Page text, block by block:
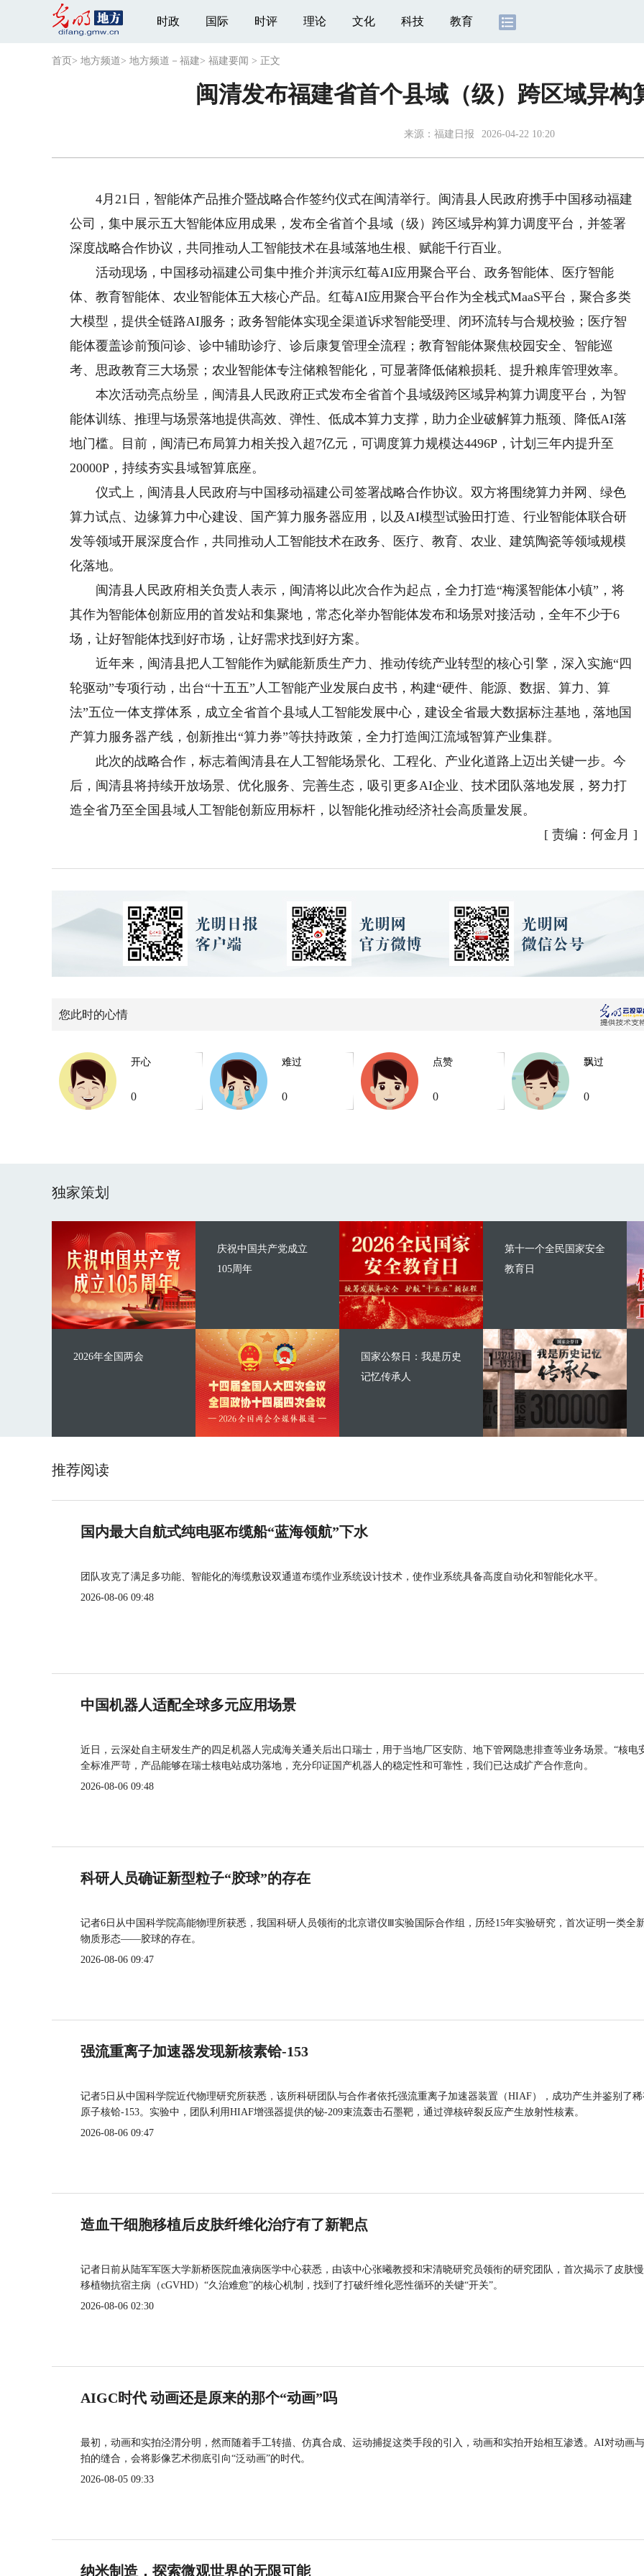
时政 国际 时评 理论 文化 科技 教育
首页 > 地方频道> 地方频道－福建> 福建要闻 > 正文
闽清发布福建省首个县域（级）跨区域异构
来源： 福建日报 2026-04-22 10:20
4月21日，智能体产品推介暨战略合作签约仪式在闽清举行。闽清县人民政府携手中国移动福建
公司，集中展示五大智能体应用成果，发布全省首个县域（级）跨区域异构算力调度平台，并签署
深度战略合作协议，共同推动人工智能技术在县域落地生根、赋能千行百业。
活动现场，中国移动福建公司集中推介并演示红莓AI应用聚合平台、政务智能体、医疗智能
体、教育智能体、农业智能体五大核心产品。红莓AI应用聚合平台作为全栈式MaaS平台，聚合多类
大模型，提供全链路AI服务；政务智能体实现全渠道诉求智能受理、闭环流转与合规校验；医疗智
能体覆盖诊前预问诊、诊中辅助诊疗、诊后康复管理全流程；教育智能体聚焦校园安全、智能巡
考、思政教育三大场景；农业智能体专注储粮智能化，可显著降低储粮损耗、提升粮库管理效率。
本次活动亮点纷呈，闽清县人民政府正式发布全省首个县域级跨区域异构算力调度平台，为智
能体训练、推理与场景落地提供高效、弹性、低成本算力支撑，助力企业破解算力瓶颈、降低AI落
地门槛。目前，闽清已布局算力相关投入超7亿元，可调度算力规模达4496P，计划三年内提升至
20000P，持续夯实县域智算底座。
仪式上，闽清县人民政府与中国移动福建公司签署战略合作协议。双方将围绕算力并网、绿色
算力试点、边缘算力中心建设、国产算力服务器应用，以及AI模型试验田打造、行业智能体联合研
发等领域开展深度合作，共同推动人工智能技术在政务、医疗、教育、农业、建筑陶瓷等领域规模
化落地。
闽清县人民政府相关负责人表示，闽清将以此次合作为起点，全力打造“梅溪智能体小镇”，将
其作为智能体创新应用的首发站和集聚地，常态化举办智能体发布和场景对接活动，全年不少于6
场，让好智能体找到好市场，让好需求找到好方案。
近年来，闽清县把人工智能作为赋能新质生产力、推动传统产业转型的核心引擎，深入实施“四
轮驱动”专项行动，出台“十五五”人工智能产业发展白皮书，构建“硬件、能源、数据、算力、算
法”五位一体支撑体系，成立全省首个县域人工智能发展中心，建设全省最大数据标注基地，落地国
产算力服务器产线，创新推出“算力券”等扶持政策，全力打造闽江流域智算产业集群。
此次的战略合作，标志着闽清县在人工智能场景化、工程化、产业化道路上迈出关键一步。今
后，闽清县将持续开放场景、优化服务、完善生态，吸引更多AI企业、技术团队落地发展，努力打
造全省乃至全国县域人工智能创新应用标杆，以智能化推动经济社会高质量发展。
[ 责编：何金月 ]
您此时的心情
开心
0
难过
0
点赞
0
飘过
0
独家策划
庆祝中国共产党成立
105周年
2026年全国两会
第十一个全民国家安全
教育日
国家公祭日：我是历史
记忆传承人
推荐阅读
国内最大自航式纯电驱布缆船“蓝海领航”下水
团队攻克了满足多功能、智能化的海缆敷设双通道布缆作业系统设计技术，使作业系统具备高度自动化和智能化水平。
2026-08-06 09:48
中国机器人适配全球多元应用场景
近日，云深处自主研发生产的四足机器人完成海关通关后出口瑞士，用于当地厂区安防、地下管网隐患排查等业务场景。“核电
全标准严苛，产品能够在瑞士核电站成功落地，充分印证国产机器人的稳定性和可靠性，我们已达成扩产合作意向。
2026-08-06 09:48
科研人员确证新型粒子“胶球”的存在
记者6日从中国科学院高能物理所获悉，我国科研人员领衔的北京谱仪Ⅲ实验国际合作组，历经15年实验研究，首次证明一类全
物质形态——胶球的存在。
2026-08-06 09:47
强流重离子加速器发现新核素铪-153
记者5日从中国科学院近代物理研究所获悉，该所科研团队与合作者依托强流重离子加速器装置（HIAF），成功产生并鉴别了
原子核铪-153。实验中，团队利用HIAF增强器提供的铋-209束流轰击石墨靶，通过弹核碎裂反应产生放射性核素。
2026-08-06 09:47
造血干细胞移植后皮肤纤维化治疗有了新靶点
记者日前从陆军军医大学新桥医院血液病医学中心获悉，由该中心张曦教授和宋清晓研究员领衔的研究团队，首次揭示了皮肤
移植物抗宿主病（cGVHD）“久治难愈”的核心机制，找到了打破纤维化恶性循环的关键“开关”。
2026-08-06 02:30
AIGC时代 动画还是原来的那个“动画”吗
最初，动画和实拍泾渭分明，然而随着手工转描、仿真合成、运动捕捉这类手段的引入，动画和实拍开始相互渗透。AI对动画
拍的缝合，会将影像艺术彻底引向“泛动画”的时代。
2026-08-05 09:33
纳米制造，探索微观世界的无限可能